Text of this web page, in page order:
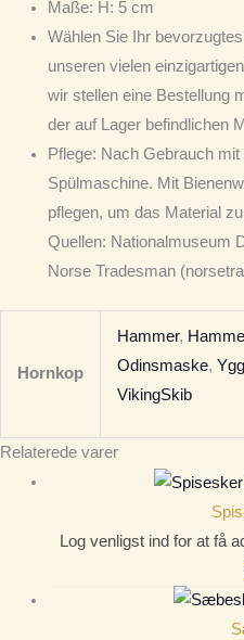
Maße: H: 5 cm
Wählen Sie Ihr
unseren vielen
wir stellen eine Bestellung
der auf Lager befindlichen
Pflege: Nach Gebrauch
Spülmaschine. Mit
pflegen, um das Material
Quellen: Nationalmuseum
Norse Tradesman
Hornkop
Hammer,
Odinsmaske,
VikingSkib
Relaterede varer
Log venligst ind for at få